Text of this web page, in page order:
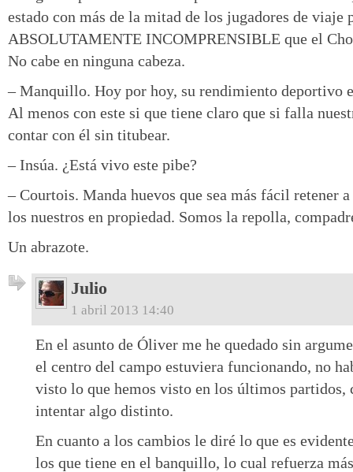
estado con más de la mitad de los jugadores de viaje
ABSOLUTAMENTE INCOMPRENSIBLE que el
No cabe en ninguna cabeza.
– Manquillo. Hoy por hoy, su rendimiento deportivo
Al menos con este si que tiene claro que si falla
contar con él sin titubear.
– Insúa. ¿Está vivo este pibe?
– Courtois. Manda huevos que sea más fácil retener
los nuestros en propiedad. Somos la repolla,
Un abrazote.
Julio
1 abril 2013 14:40
En el asunto de Óliver me he quedado sin
el centro del campo estuviera funcionando, no
visto lo que hemos visto en los últimos partidos,
intentar algo distinto.
En cuanto a los cambios le diré lo que es
los que tiene en el banquillo, lo cual refuerza